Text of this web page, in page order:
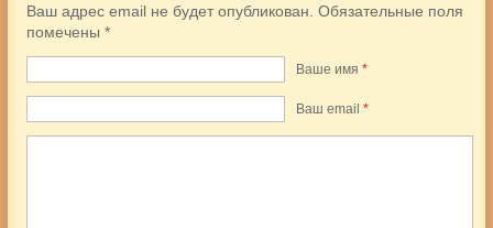
Ваш адрес email не будет опубликован. Обязательные поля
помечены *
Ваше имя *
Ваш еmail *